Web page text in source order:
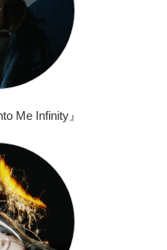
Me Infinity』